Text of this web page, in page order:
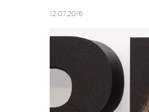
12.07.2016